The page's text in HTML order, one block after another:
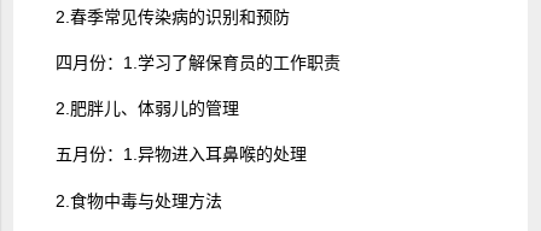
2.春季常见传染病的识别和预防
四月份：1.学习了解保育员的工作职责
2.肥胖儿、体弱儿的管理
五月份：1.异物进入耳鼻喉的处理
2.食物中毒与处理方法